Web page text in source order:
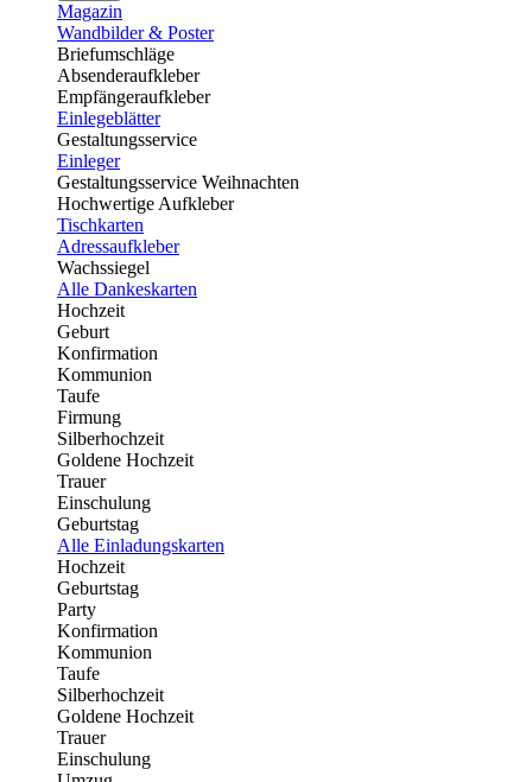
Magazin
Wandbilder & Poster
Briefumschläge
Absenderaufkleber
Empfängeraufkleber
Einlegeblätter
Gestaltungsservice
Einleger
Gestaltungsservice Weihnachten
Hochwertige Aufkleber
Tischkarten
Adressaufkleber
Wachssiegel
Alle Dankeskarten
Hochzeit
Geburt
Konfirmation
Kommunion
Taufe
Firmung
Silberhochzeit
Goldene Hochzeit
Trauer
Einschulung
Geburtstag
Alle Einladungskarten
Hochzeit
Geburtstag
Party
Konfirmation
Kommunion
Taufe
Silberhochzeit
Goldene Hochzeit
Trauer
Einschulung